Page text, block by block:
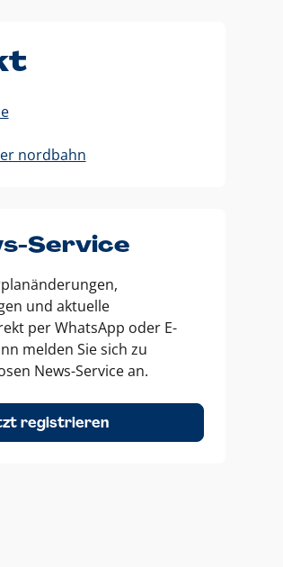
nordbahn
Service
und aktuelle
per WhatsApp oder E-
melden Sie sich zu
News-Service an.
registrieren